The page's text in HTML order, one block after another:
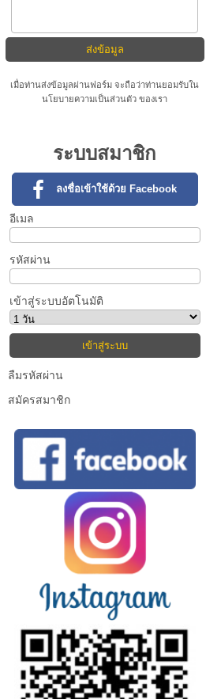
เมื่อท่านส่งข้อมูลผ่านฟอร์ม จะถือว่าท่านยอมรับใน
นโยบายความเป็นส่วนตัวของเรา
ระบบสมาชิก
ลงชื่อเข้าใช้ด้วย Facebook
อีเมล
รหัสผ่าน
เข้าสู่ระบบอัตโนมัติ
ลืมรหัสผ่าน
สมัครสมาชิก